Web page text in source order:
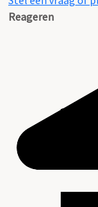
Reageren